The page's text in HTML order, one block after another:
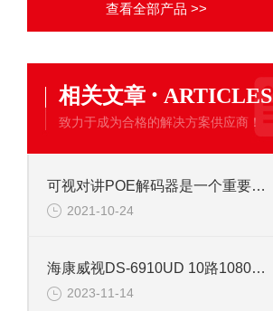
查看全部产品 >>
相关文章 · ARTICLES
致力于成为合格的解决方案供应商！
可视对讲POE解码器是一个重要的前端控制设备
2021-10-24
海康威视DS-6910UD 10路1080P高清视频服务器
2023-11-14